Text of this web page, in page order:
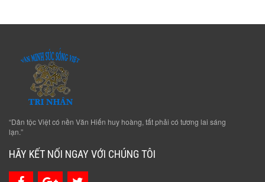
“Dân tộc Việt có nền Văn Hiến huy hoàng, tất phải có tương lai sáng
lạn.”
HÃY KẾT NỐI NGAY VỚI CHÚNG TÔI